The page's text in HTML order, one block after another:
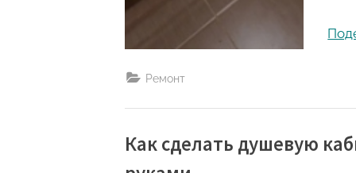
Ремонт
Как сделать душевую